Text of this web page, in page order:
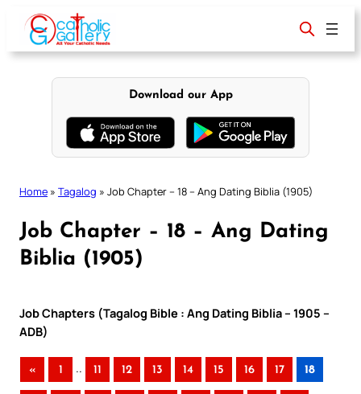
content
Download our App
Home » Tagalog » Job Chapter – 18 – Ang Dating Biblia (1905)
Job Chapter – 18 – Ang Dating
Biblia (1905)
Job Chapters (Tagalog Bible : Ang Dating Biblia – 1905 –
ADB)
« 1 .. 11 12 13 14 15 16 17 18